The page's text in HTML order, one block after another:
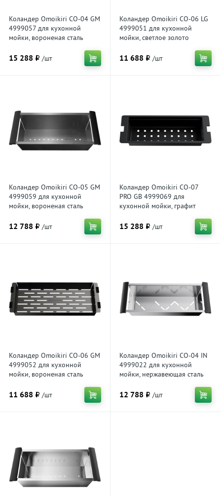
Коландер Omoikiri CO-04 GM
4999057 для кухонной
мойки, вороненая сталь
15 288 ₽ /шт
Коландер Omoikiri CO-06 LG
4999051 для кухонной
мойки, светлое золото
11 688 ₽ /шт
Коландер Omoikiri CO-05 GM
4999059 для кухонной
мойки, вороненая сталь
12 788 ₽ /шт
Коландер Omoikiri CO-07
PRO GB 4999069 для
кухонной мойки, графит
15 288 ₽ /шт
Коландер Omoikiri CO-06 GM
4999052 для кухонной
мойки, вороненая сталь
11 688 ₽ /шт
Коландер Omoikiri CO-04 IN
4999022 для кухонной
мойки, нержавеющая сталь
12 788 ₽ /шт